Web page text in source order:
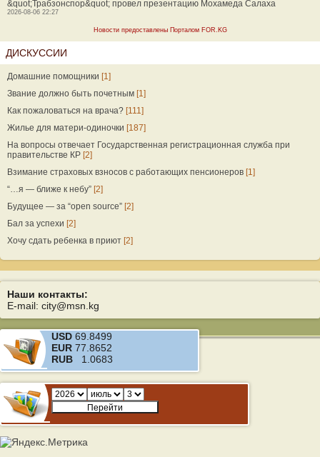
&quot;Трабзонспор&quot; провел презентацию Мохамеда Салаха
2026-08-06 22:27
Новости предоставлены Порталом FOR.KG
ДИСКУССИИ
Домашние помощники [1]
Звание должно быть почетным [1]
Как пожаловаться на врача? [111]
Жилье для матери-одиночки [187]
На вопросы отвечает Государственная регистрационная служба при
правительстве КР [2]
Взимание страховых взносов с работающих пенсионеров [1]
“…я — ближе к небу” [2]
Будущее — за “open source” [2]
Бал за успехи [2]
Хочу сдать ребенка в приют [2]
Наши контакты:
E-mail: city@msn.kg
USD 69.8499
EUR 77.8652
RUB 1.0683